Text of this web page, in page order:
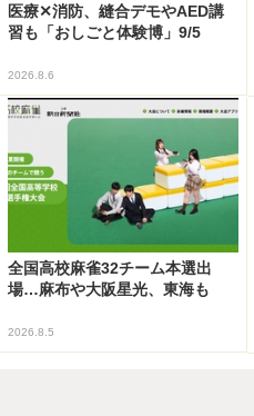
医療✕消防、縫合デモやAED講
習も「おしごと体験博」9/5
2026.8.6
全国高校麻雀32チーム本選出
場…麻布や大阪星光、東海も
2026.8.5